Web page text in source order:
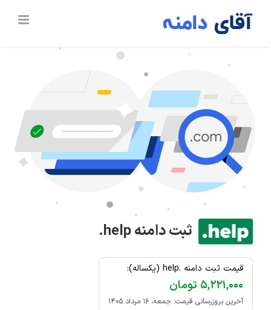
ثبت دامنه.help
قیمت ثبت دامنه .help (یکساله):
۵,۲۲۱,۰۰۰ تومان
آخرین بروزرسانی قیمت: جمعه، ۱۶ مرداد ۱۴۰۵